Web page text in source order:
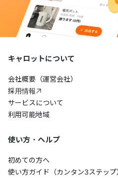
キャロットについて
会社概要（運営会社）
採用情報
サービスについて
利用可能地域
使い方・ヘルプ
初めての方へ
使い方ガイド（カンタン3ステップ